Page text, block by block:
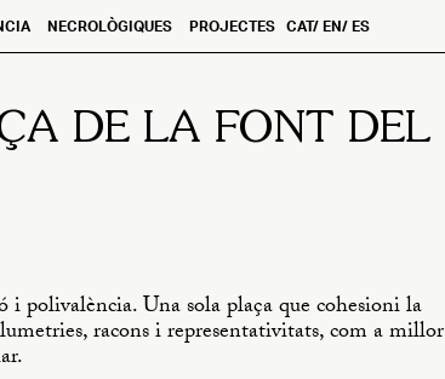
NECROLÒGIQUES PROJECTES CAT EN ES
DE LA FONT DEL
polivalència. Una sola plaça que cohesioni la
racons i representativitats, com a millor